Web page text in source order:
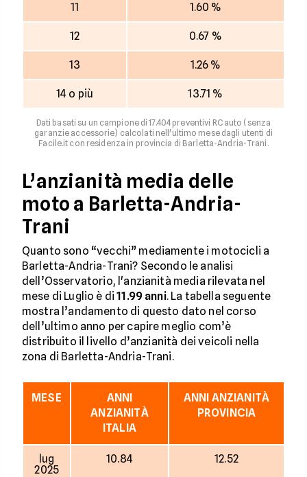
11 1.60 %
12 0.67 %
13 1.26 %
14 o più 13.71 %
Dati basati su un campione di 17.404 preventivi RC auto (senza
garanzie accessorie) calcolati nell'ultimo mese dagli utenti di
Facile.it con residenza in provincia di Barletta-Andria-Trani.
L’anzianità media delle
moto a Barletta-Andria-
Trani
Quanto sono “vecchi” mediamente i motocicli a
Barletta-Andria-Trani? Secondo le analisi
dell’Osservatorio, l'anzianità media rilevata nel
mese di Luglio è di11.99 anni. La tabella seguente
mostra l’andamento di questo dato nel corso
dell’ultimo anno per capire meglio com’è
distribuito il livello d’anzianità dei veicoli nella
zona di Barletta-Andria-Trani.
MESE
ANNI
ANZIANITÀ
ITALIA
ANNI ANZIANITÀ
PROVINCIA
lug
2025
10.84 12.52